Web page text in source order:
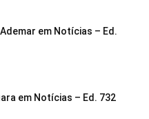
em Notícias – Ed.
em Notícias – Ed. 732